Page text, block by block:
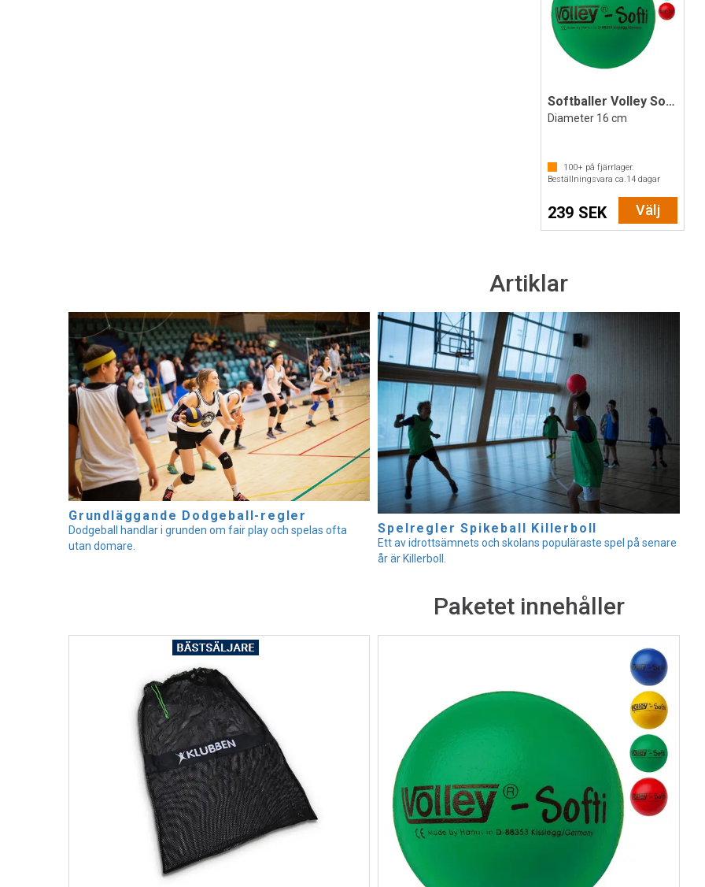
Softballer Volley Softi
Diameter 16 cm
100+ på fjärrlager.
Beställningsvara ca.14 dagar
239 SEK Välj
Artiklar
Grundläggande Dodgeball-regler
Dodgeball handlar i grunden om fair play och spelas ofta
utan domare.
Spelregler Spikeball Killerboll
Ett av idrottsämnets och skolans populäraste spel på senare
år är Killerboll.
Paketet innehåller